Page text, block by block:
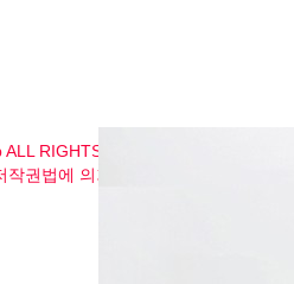
RIGHTS RESERVED
권법에 의거, 모든 콘텐츠의 무단전